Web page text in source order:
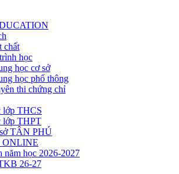
chất
học
học cơ sở
học phổ thông
thi chứng chỉ
lớp THCS
lớp THPT
TÂN PHÚ
ONLINE
năm học 2026-2027
26-27